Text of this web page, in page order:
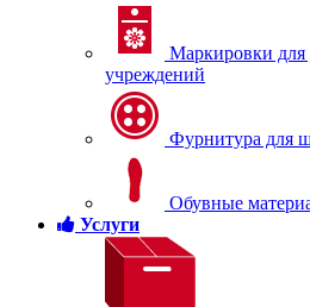
Маркировки для
учреждений
Фурнитура для
Обувные
Услуги